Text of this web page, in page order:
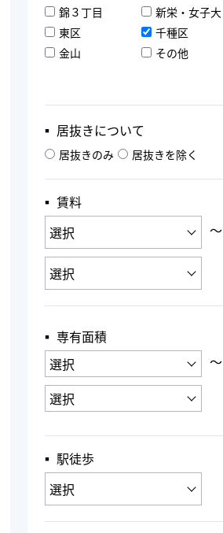
錦３丁目
新栄・女子大
東区
千種区
金山
その他
▪︎ 居抜きについて
居抜きのみ 居抜きを除く
▪︎ 賃料
〜
▪︎ 専有面積
〜
▪︎ 駅徒歩